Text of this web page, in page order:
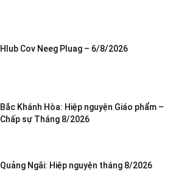
Hlub Cov Neeg Pluag – 6/8/2026
Bắc Khánh Hòa: Hiệp nguyện Giáo phẩm –
Chấp sự Tháng 8/2026
Quảng Ngãi: Hiệp nguyện tháng 8/2026